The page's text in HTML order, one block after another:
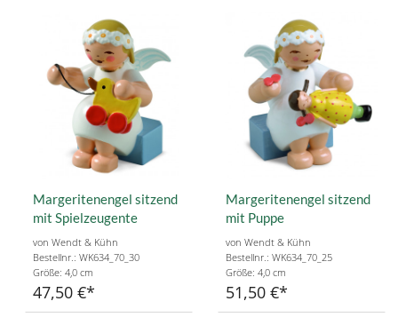
Margeritenengel sitzend
mit Spielzeugente
von Wendt & Kühn
Bestellnr.: WK634_70_30
Größe: 4,0 cm
47,50 €
Margeritenengel sitzend
mit Puppe
von Wendt & Kühn
Bestellnr.: WK634_70_25
Größe: 4,0 cm
51,50 €